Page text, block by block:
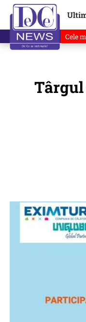
Cele
Târgul